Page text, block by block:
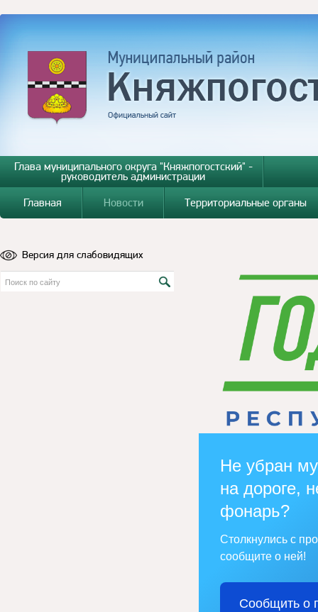
Глава муниципального округа "Княжпогостский" -
руководитель администрации
Главная
Новости Территориальные органы
Версия для слабовидящих
Не убран
на дороге,
фонарь?
Столкнулись с
сообщите о ней!
Сообщить о